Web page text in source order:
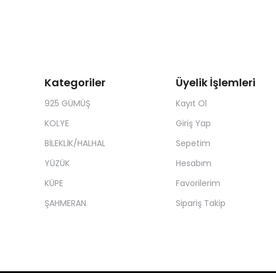
Kategoriler
925 GÜMÜŞ
KOLYE
BİLEKLİK/HALHAL
YÜZÜK
KÜPE
ŞAHMERAN
Üyelik İşlemleri
Kayıt Ol
Giriş Yap
Sepetim
Hesabım
Favorilerim
Sipariş Takip